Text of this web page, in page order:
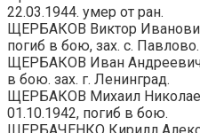
22.03.1944. умер от ран.
ЩЕРБАКОВ Виктор
погиб в бою, зах. с. Павлово.
ЩЕРБАКОВ Иван Андреевич,
в бою. зах. г. Ленинград.
ЩЕРБАКОВ Михаил
01.10.1942, погиб в бою.